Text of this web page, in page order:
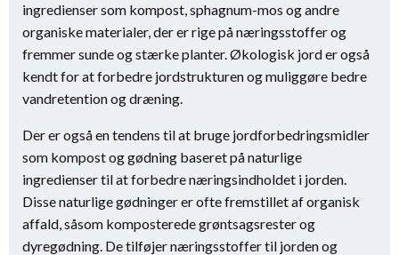
ingredienser som kompost, sphagnum-mos og andre
organiske materialer, der er rige på næringsstoffer og
fremmer sunde og stærke planter. Økologisk jord er også
kendt for at forbedre jordstrukturen og muliggøre bedre
vandretention og dræning.
Der er også en tendens til at bruge jordforbedringsmidler
som kompost og gødning baseret på naturlige
ingredienser til at forbedre næringsindholdet i jorden.
Disse naturlige gødninger er ofte fremstillet af organisk
affald, såsom komposterede grøntsagsrester og
dyregødning. De tilføjer næringsstoffer til jorden og